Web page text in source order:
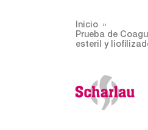
Inicio
Prueba de
esteril y